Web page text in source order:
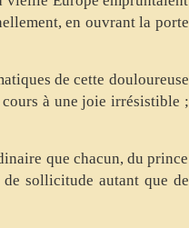
en ouvrant la porte
de cette douloureuse
à une joie irrésistible ;
que chacun, du prince
de sollicitude autant que de